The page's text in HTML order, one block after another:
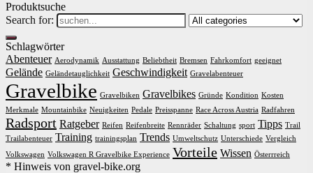
Produktsuche
Search for:
Schlagwörter
Abenteuer Aerodynamik Ausstattung Beliebtheit Bremsen Fahrkomfort geeignet
Gelände Geländetauglichkeit Geschwindigkeit Gravelabenteuer
Gravelbike Gravelbiken Gravelbikes Gründe Kondition Kosten
Merkmale Mountainbike Neuigkeiten Pedale Preisspanne Race Across Austria Radfahren
Radsport Ratgeber Reifen Reifenbreite Rennräder Schaltung sport Tipps Trail
Trailabenteuer Training trainingsplan Trends Umweltschutz Unterschiede Vergleich
Volkswagen Volkswagen R Gravelbike Experience Vorteile Wissen Österrreich
* Hinweis von gravel-bike.org